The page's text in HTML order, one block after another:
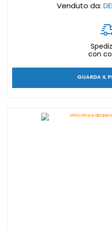
Venduto da:
con
GUARDA IL